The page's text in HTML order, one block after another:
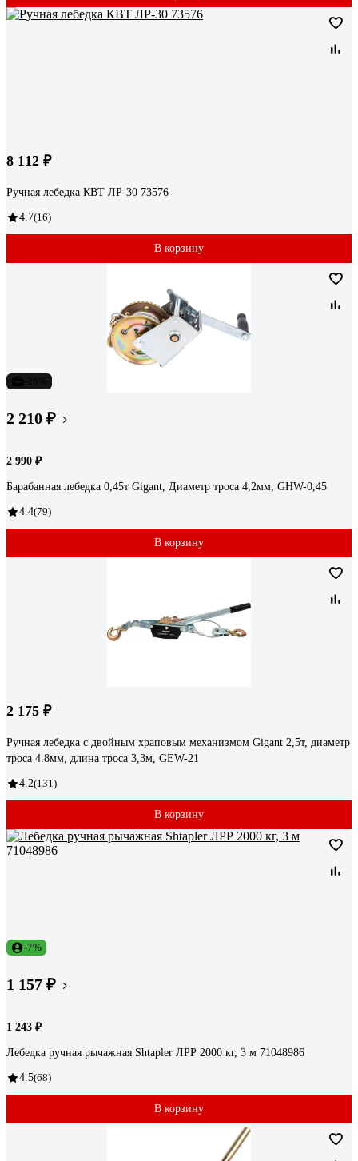
8 112 ₽
Ручная лебедка КВТ ЛР-30 73576
4.7(16)
В корзину
2 210 ₽
2 990 ₽
Барабанная лебедка 0,45т Gigant, Диаметр троса 4,2мм, GHW-0,45
4.4(79)
В корзину
2 175 ₽
Ручная лебедка с двойным храповым механизмом Gigant 2,5т, диаметр
троса 4.8мм, длина троса 3,3м, GEW-21
4.2(131)
В корзину
-7%
1 157 ₽
1 243 ₽
Лебедка ручная рычажная Shtapler ЛРР 2000 кг, 3 м 71048986
4.5(68)
В корзину